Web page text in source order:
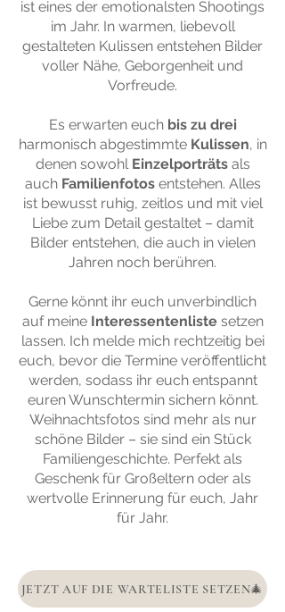
ist eines der emotionalsten Shootings
im Jahr. In warmen, liebevoll
gestalteten Kulissen entstehen Bilder
voller Nähe, Geborgenheit und
Vorfreude.
Es erwarten euch bis zu drei
harmonisch abgestimmte Kulissen, in
denen sowohl Einzelporträtsals
auch Familienfotosentstehen. Alles
ist bewusst ruhig, zeitlos und mit viel
Liebe zum Detail gestaltet – damit
Bilder entstehen, die auch in vielen
Jahren noch berühren.
Gerne könnt ihr euch unverbindlich
auf meine Interessentenlistesetzen
lassen. Ich melde mich rechtzeitig bei
euch, bevor die Termine veröffentlicht
werden, sodass ihr euch entspannt
euren Wunschtermin sichern könnt.
Weihnachtsfotos sind mehr als nur
schöne Bilder – sie sind ein Stück
Familiengeschichte. Perfekt als
Geschenk für Großeltern oder als
wertvolle Erinnerung für euch, Jahr
für Jahr.
JETZT AUF DIE WARTELISTE SETZEN🎄